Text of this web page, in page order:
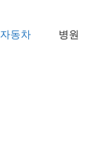
자동차 병원